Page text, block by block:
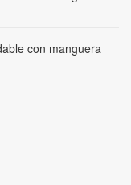
con manguera